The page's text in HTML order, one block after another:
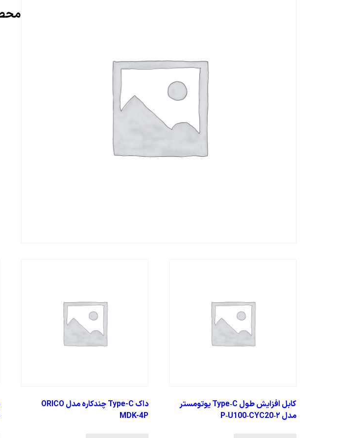
کابل افزایش طول Type‑C یوتومستر
مدل P‑U100‑CYC20‑۲
داک Type-C چندکاره مدل ORICO
MDK-4P